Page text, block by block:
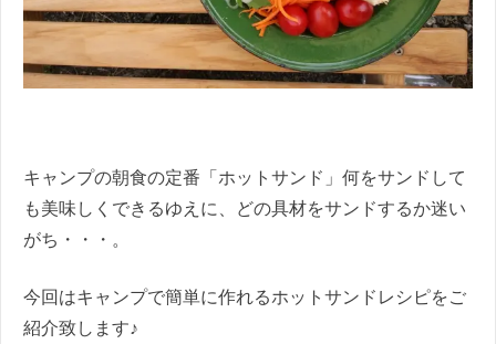
キャンプの朝食の定番「ホットサンド」何をサンドして
も美味しくできるゆえに、どの具材をサンドするか迷い
がち・・・。
今回はキャンプで簡単に作れるホットサンドレシピをご
紹介致します♪